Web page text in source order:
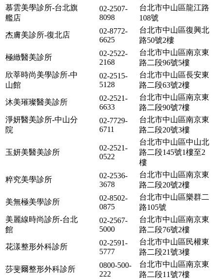
慕雲美學診所-台北旗
艦店
02-2507-
8098
台北市中山區龍江路
108號
杰膚美診所-復北店
02-8772-
6625
台北市中山區復興北
路50號2樓
極緻醫美診所
02-2522-
2168
台北市中山區南京東
路二段96號5樓
欣莘時尚美學診所-中
山館
02-2515-
5128
台北市中山區長安東
路二段63號2樓
沐美璀璨醫美診所
02-2521-
6633
台北市中山區南京東
路二段90號7樓
淨妍醫美診所-中山分
院
02-7729-
6711
台北市中山區南京東
路二段20號3樓
玉妍美醫美診所
02-2521-
0522
台北市中山區中山北
路二段145號1樓至2
樓
粹究美學診所
02-2536-
3678
台北市中山區南京東
路二段20號2樓
美無極美學診所
02-8502-
0875
台北市中山區樂群二
路105號
美麗線時尚診所-台北
館
02-2567-
5000
台北市中山區南京東
路二段76號2樓
花漾整形外科診所
02-2591-
5777
台北市中山區民權東
路二段21號3樓
莎斐爾整形外科診所
0800-500-
222
台北市中山區南京東
路二段11號7樓